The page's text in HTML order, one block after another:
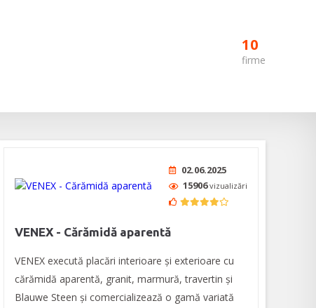
10
firme
02.06.2025
15906vizualizări
VENEX - Cărămidă aparentă
VENEX execută placări interioare și exterioare cu
cărămidă aparentă, granit, marmură, travertin și
Blauwe Steen și comercializează o gamă variată